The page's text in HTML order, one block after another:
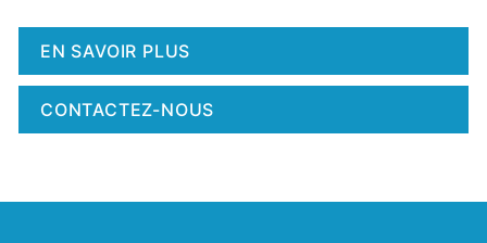
EN SAVOIR PLUS
CONTACTEZ-NOUS